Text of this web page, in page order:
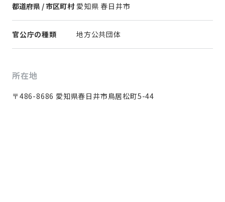
都道府県 / 市区町村 愛知県 春日井市
官公庁の種類 地方公共団体
所在地
〒486-8686 愛知県春日井市鳥居松町5-44